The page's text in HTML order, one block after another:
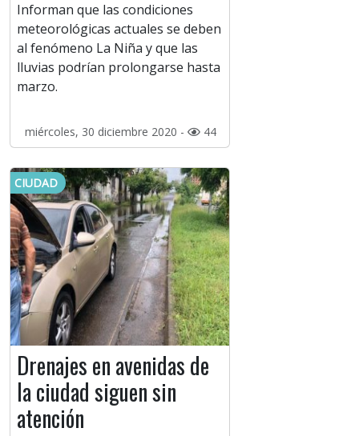
Informan que las condiciones
meteorológicas actuales se deben
al fenómeno La Niña y que las
lluvias podrían prolongarse hasta
marzo.
miércoles, 30 diciembre 2020 - 44
CIUDAD
Drenajes en avenidas de
la ciudad siguen sin
atención